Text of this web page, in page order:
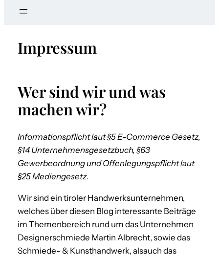
h
Impressum
Wer sind wir und was
machen wir?
Informationspflicht laut §5 E-Commerce Gesetz,
§14 Unternehmensgesetzbuch, §63
Gewerbeordnung und Offenlegungspflicht laut
§25 Mediengesetz.
Wir sind ein tiroler Handwerksunternehmen,
welches über diesen Blog interessante Beiträge
im Themenbereich rund um das Unternehmen
Designerschmiede Martin Albrecht, sowie das
Schmiede- & Kunsthandwerk, alsauch das